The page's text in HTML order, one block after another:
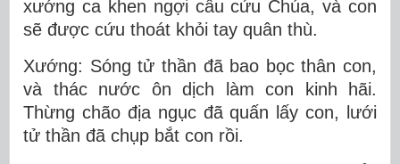
xướng ca khen ngợi cầu cứu Chúa, và con
sẽ được cứu thoát khỏi tay quân thù.
Xướng: Sóng tử thần đã bao bọc thân con,
và thác nước ôn dịch làm con kinh hãi.
Thừng chão địa ngục đã quấn lấy con, lưới
tử thần đã chụp bắt con rồi.